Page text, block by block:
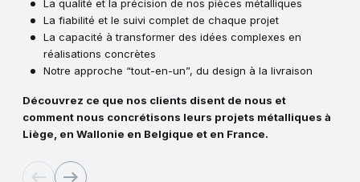
La qualité et la précision de nos pièces métalliques
La fiabilité et le suivi complet de chaque projet
La capacité à transformer des idées complexes en
réalisations concrètes
Notre approche “tout-en-un”, du design à la livraison
Découvrez ce que nos clients disent de nous et
comment nous concrétisons leurs projets métalliques à
Liège, en Wallonie en Belgique et en France.